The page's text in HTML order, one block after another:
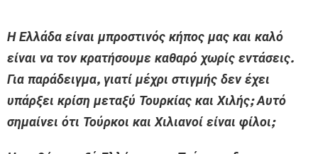
Η Ελλάδα είναι μπροστινός κήπος μας και καλό
είναι να τον κρατήσουμε καθαρό χωρίς εντάσεις.
Για παράδειγμα, γιατί μέχρι στιγμής δεν έχει
υπάρξει κρίση μεταξύ Τουρκίας και Χιλής; Αυτό
σημαίνει ότι Τούρκοι και Χιλιανοί είναι φίλοι;